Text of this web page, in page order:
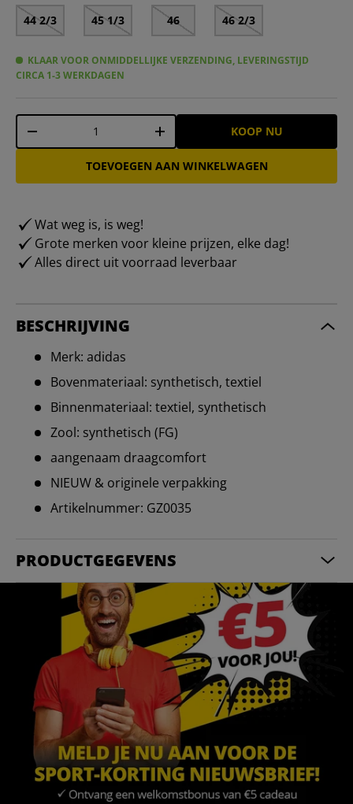
44 2/3 45 1/3 46 46 2/3
KLAAR VOOR ONMIDDELLIJKE VERZENDING, LEVERINGSTIJD
CIRCA 1-3 WERKDAGEN
Aantal
-
+ KOOP NU
TOEVOEGEN AAN WINKELWAGEN
Wat weg is, is weg!
Grote merken voor kleine prijzen, elke dag!
Alles direct uit voorraad leverbaar
BESCHRIJVING
Merk: adidas
Bovenmateriaal: synthetisch, textiel
Binnenmateriaal: textiel, synthetisch
Zool: synthetisch (FG)
aangenaam draagcomfort
NIEUW & originele verpakking
Artikelnummer: GZ0035
PRODUCTGEGEVENS